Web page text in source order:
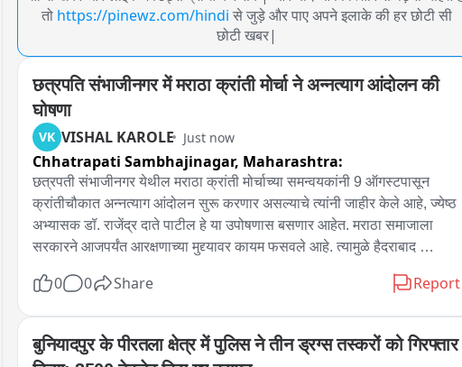
तो https://pinewz.com/hindi से जुड़े और पाए अपने इलाके की हर छोटी सी
छोटी खबर|
छत्रपति संभाजीनगर में मराठा क्रांती मोर्चा ने अन्नत्याग आंदोलन की
घोषणा
VK VISHAL KAROLE Just now
Chhatrapati Sambhajinagar, Maharashtra:
छत्रपती संभाजीनगर येथील मराठा क्रांती मोर्चाच्या समन्वयकांनी 9 ऑगस्टपासून
क्रांतीचौकात अन्नत्याग आंदोलन सुरू करणार असल्याचे त्यांनी जाहीर केले आहे, ज्येष्ठ
अभ्यासक डॉ. राजेंद्र दाते पाटील हे या उपोषणास बसणार आहेत. मराठा समाजाला
सरकारने आजपर्यंत आरक्षणाच्या मुद्द्यावर कायम फसवले आहे. त्यामुळे हैदराबाद
एसईबीसी आरक्षणधारकांना राजकीय आरक्षण वगळता ओबीसीप्रमाणे शैक्षणिक सुविधा,
आंदोलन पुकारले आहे..
0 0 Share Report
बुनियादपुर के पीरतला क्षेत्र में पुलिस ने तीन ड्रग्स तस्करों को गिरफ्तार